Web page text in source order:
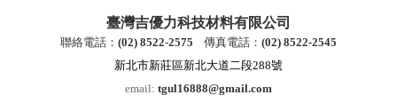
臺灣吉優力科技材料有限公司
聯絡電話： (02) 8522-2575 傳真電話： (02) 8522-2545
新北市新莊區新北大道二段288號
email: tgul16888@gmail.com